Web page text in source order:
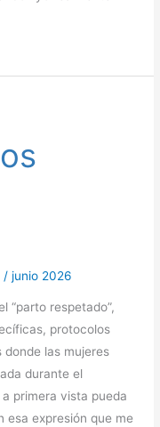
/junio 2026
“parto respetado”,
protocolos
donde las mujeres
durante el
primera vista pueda
esa expresión que me